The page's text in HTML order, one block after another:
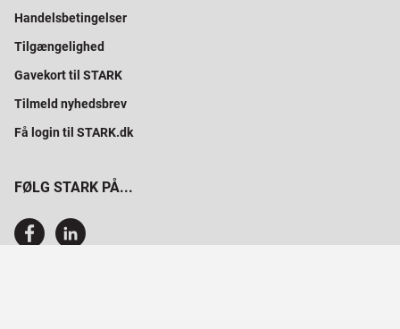
Handelsbetingelser
Tilgængelighed
Gavekort til STARK
Tilmeld nyhedsbrev
Få login til STARK.dk
FØLG STARK PÅ...